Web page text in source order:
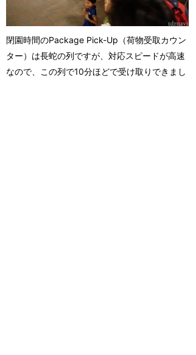
閉園時間のPackage Pick-Up（荷物受取カウン
ター）は長蛇の列ですが、対応スピードが高速
なので、この列で10分ほどで受け取りできまし